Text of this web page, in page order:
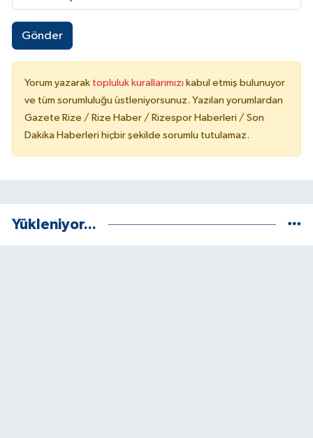
Gönder
Yorum yazarak topluluk kurallarımızı kabul etmiş bulunuyor
ve tüm sorumluluğu üstleniyorsunuz. Yazılan yorumlardan
Gazete Rize / Rize Haber / Rizespor Haberleri / Son
Dakika Haberleri hiçbir şekilde sorumlu tutulamaz.
Yükleniyor...